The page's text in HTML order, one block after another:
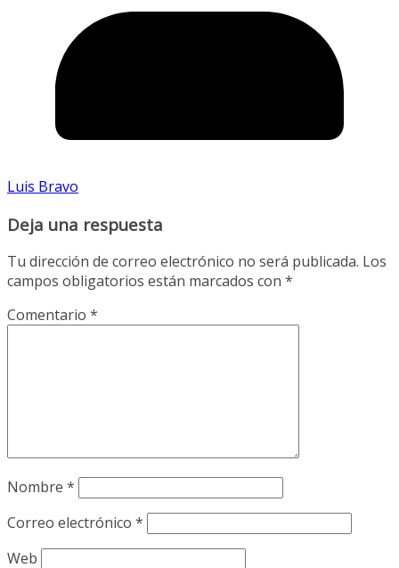
Luis Bravo
Deja una respuesta
Tu dirección de correo electrónico no será publicada. Los
campos obligatorios están marcados con *
Comentario *
Nombre *
Correo electrónico *
Web